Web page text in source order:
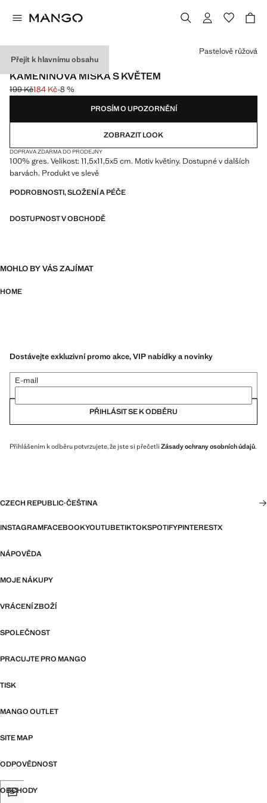
Přejít k hlavnímu obsahu
MADE IN PORTUGAL
KAMENINOVÁ MISKA S KVĚTEM
Původní cena přeškrtnutá [199 Kč ]
199 Kč
Aktuální cena [184 Kč ]
184 Kč-8 %
Vyberte barvu
Pastelově růžová
PROSÍM O UPOZORNĚNÍ
ZOBRAZIT LOOK
DOPRAVA ZDARMA DO PRODEJNY
100% gres. Velikost: 11,5x11,5x5 cm. Motiv květiny. Dostupné v dalších
barvách. Produkt ve slevě
PODROBNOSTI, SLOŽENÍ A PÉČE
DOSTUPNOST V OBCHODĚ
MOHLO BY VÁS ZAJÍMAT
HOME
Dostávejte exkluzivní promo akce, VIP nabídky a novinky
E-mail
PŘIHLÁSIT SE K ODBĚRU
Přihlášením k odběru potvrzujete, že jste si přečetli Zásady ochrany osobních údajů.
CZECH REPUBLIC·ČEŠTINA
INSTAGRAMFACEBOOKYOUTUBETIKTOKSPOTIFYPINTERESTX
NÁPOVĚDA
MOJE NÁKUPY
VRÁCENÍ ZBOŽÍ
SPOLEČNOST
PRACUJTE PRO MANGO
TISK
MANGO OUTLET
SITE MAP
ODPOVĚDNOST
OBCHODY